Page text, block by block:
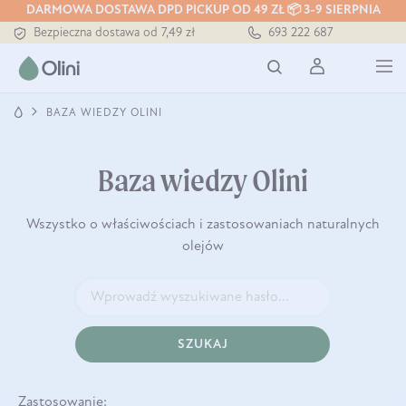
DARMOWA DOSTAWA DPD PICKUP OD 49 ZŁ 📦 3-9 SIERPNIA
Tłoczony zawsze na zimno
Bezpieczna dostawa od 7,49 zł
Tłoczony zawsze na zimno
693 222 687
BAZA WIEDZY OLINI
Baza wiedzy Olini
Wszystko o właściwościach i zastosowaniach naturalnych
olejów
SZUKAJ
Zastosowanie: